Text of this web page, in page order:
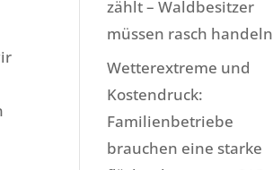
zählt – Waldbesitzer
müssen rasch handeln
Wetterextreme und
Kostendruck:
Familienbetriebe
brauchen eine starke